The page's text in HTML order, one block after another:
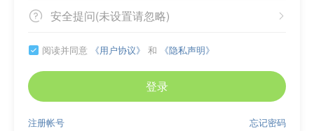
 
安全提问(未设置请忽略)
 阅读并同意 《用户协议》 和 《隐私声明》
登录
忘记密码
注册帐号